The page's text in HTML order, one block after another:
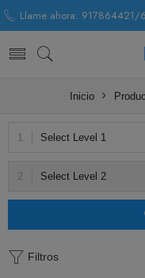
Llame ahora: 917864421/
Inicio
Select Level 1
Select Level 2
Filtros